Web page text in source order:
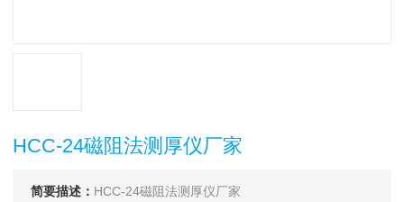
HCC-24磁阻法测厚仪厂家
简要描述： HCC-24磁阻法测厚仪厂家